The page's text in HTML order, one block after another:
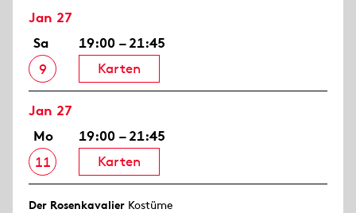
Jan 27
Sa
9
19:00 – 21:45
Karten
Jan 27
Mo
11
19:00 – 21:45
Karten
Der Rosen­kavalier Kostüme